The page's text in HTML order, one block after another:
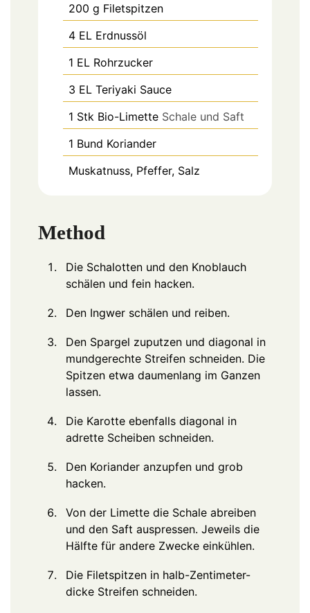
200 g Filetspitzen
4 EL Erdnussöl
1 EL Rohrzucker
3 EL Teriyaki Sauce
1 Stk Bio-Limette Schale und Saft
1 Bund Koriander
Muskatnuss, Pfeffer, Salz
Method
Die Schalotten und den Knoblauch
schälen und fein hacken.
Den Ingwer schälen und reiben.
Den Spargel zuputzen und diagonal in
mundgerechte Streifen schneiden. Die
Spitzen etwa daumenlang im Ganzen
lassen.
Die Karotte ebenfalls diagonal in
adrette Scheiben schneiden.
Den Koriander anzupfen und grob
hacken.
Von der Limette die Schale abreiben
und den Saft auspressen. Jeweils die
Hälfte für andere Zwecke einkühlen.
Die Filetspitzen in halb-Zentimeter-
dicke Streifen schneiden.